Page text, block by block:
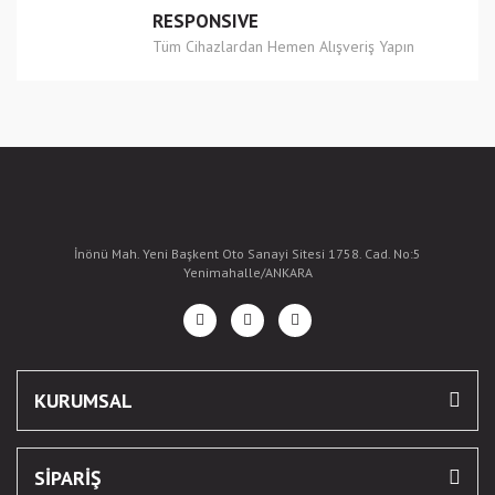
RESPONSIVE
Tüm Cihazlardan Hemen Alışveriş Yapın
İnönü Mah. Yeni Başkent Oto Sanayi Sitesi 1758. Cad. No:5
Yenimahalle/ANKARA
KURUMSAL
SİPARİŞ